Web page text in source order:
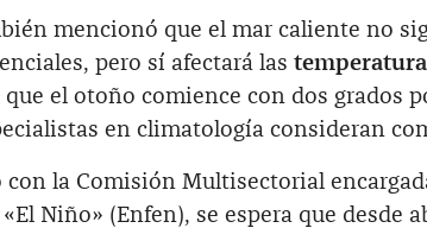
mencionó que el mar caliente no
pero sí afectará las
que el otoño comience con dos grados
en climatología consideran
con la Comisión Multisectorial
Niño» (Enfen), se espera que desde